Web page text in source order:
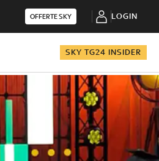
OFFERTE SKY LOGIN
SKY TG24 INSIDER